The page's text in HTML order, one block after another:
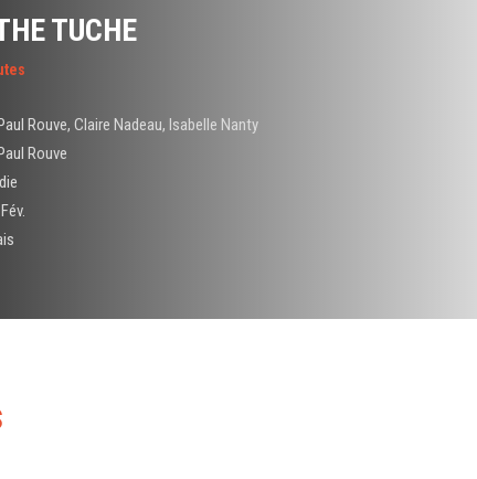
TUCHE
Rouve, Claire Nadeau, Isabelle Nanty
Rouve